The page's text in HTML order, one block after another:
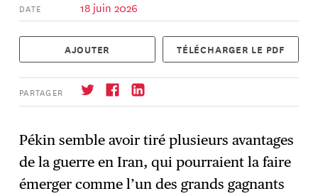
DATE 18 juin 2026
AJOUTER TÉLÉCHARGER LE PDF
PARTAGER
→ S'abonner
Pékin semble avoir tiré plusieurs avantages
de la guerre en Iran, qui pourraient la faire
émerger comme l’un des grands gagnants